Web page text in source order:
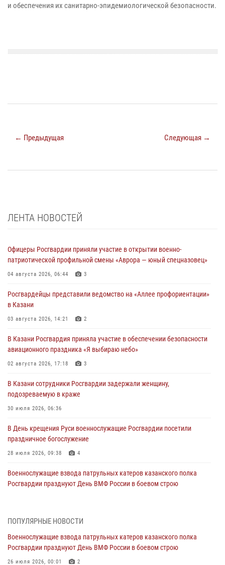
и обеспечения их санитарно-эпидемиологической безопасности.
← Предыдущая Следующая →
ЛЕНТА НОВОСТЕЙ
Офицеры Росгвардии приняли участие в открытии военно-
патриотической профильной смены «Аврора — юный спецназовец»
04 августа 2026, 06:44 3
Росгвардейцы представили ведомство на «Аллее профориентации»
в Казани
03 августа 2026, 14:21 2
В Казани Росгвардия приняла участие в обеспечении безопасности
авиационного праздника «Я выбираю небо»
02 августа 2026, 17:18 3
В Казани сотрудники Росгвардии задержали женщину,
подозреваемую в краже
30 июля 2026, 06:36
В День крещения Руси военнослужащие Росгвардии посетили
праздничное богослужение
28 июля 2026, 09:38 4
Военнослужащие взвода патрульных катеров казанского полка
Росгвардии празднуют День ВМФ России в боевом строю
Татарстанские росгвардейцы завоевали «бронзу» в окружном этапе
24 июля 2026, 15:05 4
В казанском полку Росгвардии состоялся концерт певицы Кристины
ПОПУЛЯРНЫЕ НОВОСТИ
Военнослужащие взвода патрульных катеров казанского полка
Росгвардии празднуют День ВМФ России в боевом строю
26 июля 2026, 00:01 2